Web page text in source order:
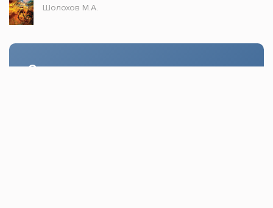
Шолохов М.А.
Стол заказов